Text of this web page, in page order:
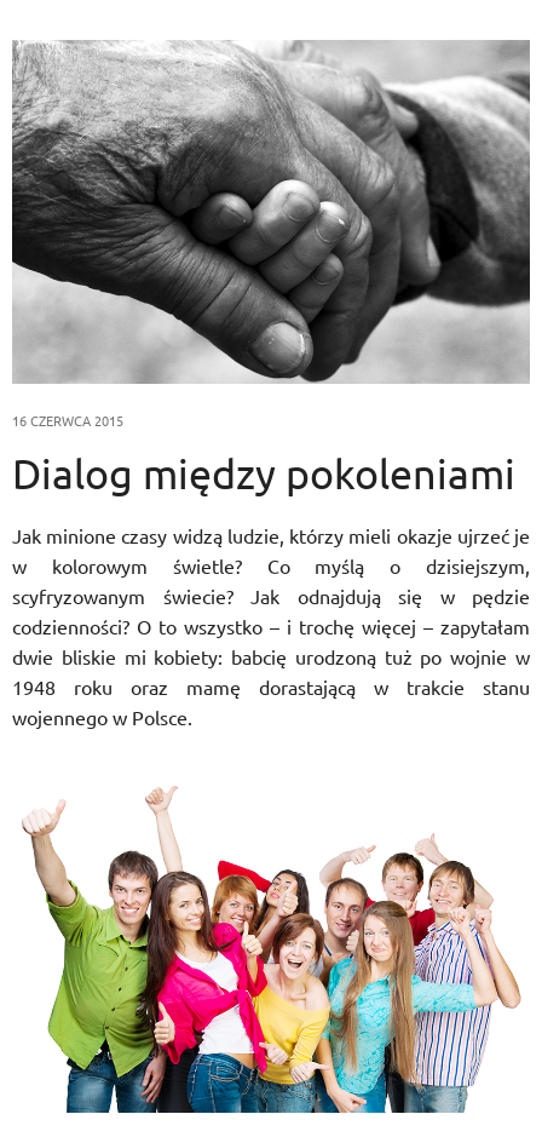
16 CZERWCA 2015
Dialog między pokoleniami
Jak minione czasy widzą ludzie, którzy mieli okazje ujrzeć je
w kolorowym świetle? Co myślą o dzisiejszym,
scyfryzowanym świecie? Jak odnajdują się w pędzie
codzienności? O to wszystko – i trochę więcej – zapytałam
dwie bliskie mi kobiety: babcię urodzoną tuż po wojnie w
1948 roku oraz mamę dorastającą w trakcie stanu
wojennego w Polsce.